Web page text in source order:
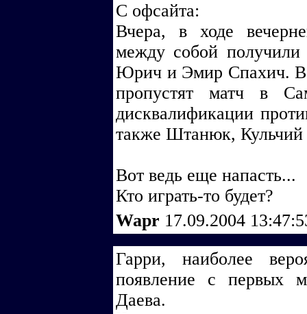
C офсайта:
Вчера, в ходе
между собой
Юрич и Эмир Спахич.
пропустят матч в
дисквалификации
также Штанюк, Кульчий
Вот ведь еще напасть...
Кто играть-то будет?
Wapr 17.09.2004
Гарри, наиболее
появление с первых
Даева.